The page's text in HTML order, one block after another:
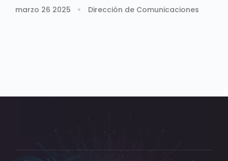
marzo 26 2025 Dirección de Comunicaciones